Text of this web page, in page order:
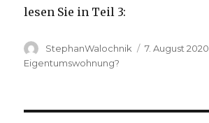
lesen Sie in Teil 3:
Autor
StephanWalochnik
Veröffentlicht
7. August 2020
Eigentumswohnung?